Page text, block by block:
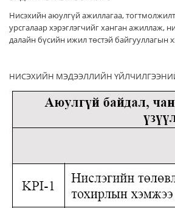
Нисэхийн аюулгүй ажиллагаа,
урсгалаар хэрэглэгчийг ханган ажиллаж,
далайн бүсийн ижил төстэй байгууллагын
НИСЭХИЙН МЭДЭЭЛЛИЙН